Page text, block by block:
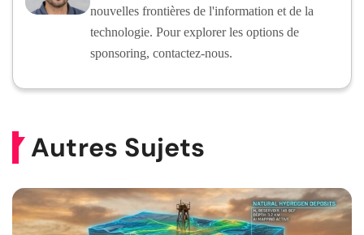
nouvelles frontières de l'information et de la
technologie. Pour explorer les options de
sponsoring, contactez-nous.
Autres Sujets